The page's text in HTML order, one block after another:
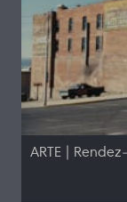
ARTE |